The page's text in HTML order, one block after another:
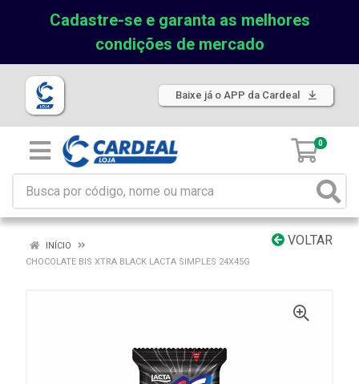
Cadastre-se e garanta as melhores
condições de mercado
Baixe já o APP da Cardeal
0
VOLTAR
INÍCIO
CHOCOLATE BIS XTRA BLACK LACTA SIMPLES 24X45G